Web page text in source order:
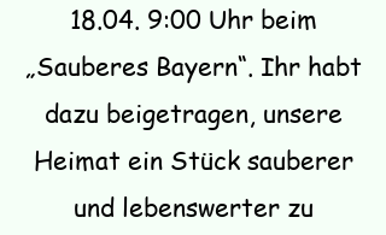
18.04. 9:00 Uhr beim
„Sauberes Bayern“. Ihr habt
dazu beigetragen, unsere
Heimat ein Stück sauberer
und lebenswerter zu